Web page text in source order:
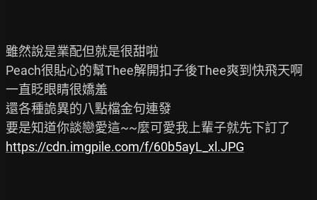
雖然說是業配但就是很甜啦
Peach很貼心的幫Thee解開扣子後Thee爽到快飛天啊
一直眨眼睛很嬌羞
還各種詭異的八點檔金句連發
https://cdn.imgpile.com/f/60b5ayL_xl.JPG